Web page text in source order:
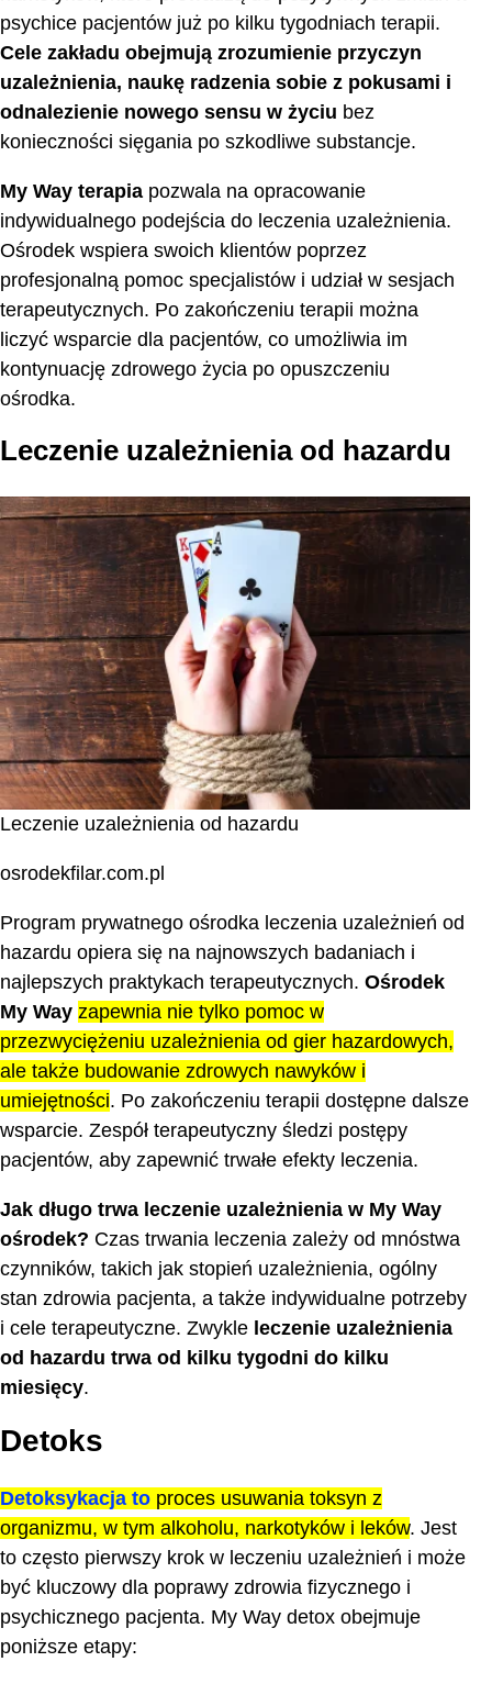
psychice pacjentów już po kilku tygodniach terapii.
Cele zakładu obejmują zrozumienie przyczyn
uzależnienia, naukę radzenia sobie z pokusami i
odnalezienie nowego sensu w życiu bez
konieczności sięgania po szkodliwe substancje.
My Way terapia pozwala na opracowanie
indywidualnego podejścia do leczenia uzależnienia.
Ośrodek wspiera swoich klientów poprzez
profesjonalną pomoc specjalistów i udział w sesjach
terapeutycznych. Po zakończeniu terapii można
liczyć wsparcie dla pacjentów, co umożliwia im
kontynuację zdrowego życia po opuszczeniu
ośrodka.
Leczenie uzależnienia od hazardu
Leczenie uzależnienia od hazardu
osrodekfilar.com.pl
Program prywatnego ośrodka leczenia uzależnień od
hazardu opiera się na najnowszych badaniach i
najlepszych praktykach terapeutycznych. Ośrodek
My Way zapewnia nie tylko pomoc w
przezwyciężeniu uzależnienia od gier hazardowych,
ale także budowanie zdrowych nawyków i
umiejętności. Po zakończeniu terapii dostępne dalsze
wsparcie. Zespół terapeutyczny śledzi postępy
pacjentów, aby zapewnić trwałe efekty leczenia.
Jak długo trwa leczenie uzależnienia w My Way
ośrodek? Czas trwania leczenia zależy od mnóstwa
czynników, takich jak stopień uzależnienia, ogólny
stan zdrowia pacjenta, a także indywidualne potrzeby
i cele terapeutyczne. Zwykle leczenie uzależnienia
od hazardu trwa od kilku tygodni do kilku
miesięcy.
Detoks
Detoksykacja to proces usuwania toksyn z
organizmu, w tym alkoholu, narkotyków i leków. Jest
to często pierwszy krok w leczeniu uzależnień i może
być kluczowy dla poprawy zdrowia fizycznego i
psychicznego pacjenta. My Way detox obejmuje
poniższe etapy: